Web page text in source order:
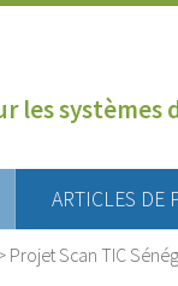
les
ARTICLES DE
Projet Scan TIC